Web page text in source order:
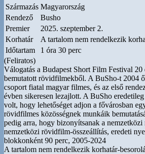
Származás Magyarország
Rendező
Busho
Premier
2025. szeptember 2.
Korhatár
A tartalom nem rendelkezik
Időtartam
1 óra 30 perc
(Feliratos)
Válogatás a Budapest Short Film Festival 20
bemutatott rövidfilmekből. A BuSho-t 2004
csoport fiatal magyar filmes, és az első
évben sikeresen lezajlott. A BuSho
volt, hogy lehetőséget adjon a fővárosban
rövidfilmes közösségnek munkáik
pedig arra, hogy bizonyítsanak a nemzetközi
nemzetközi rövidfilm-összeállítás, eredeti
blokkonként 90 perc, 2005-2024
A tartalom nem rendelkezik korhatár-